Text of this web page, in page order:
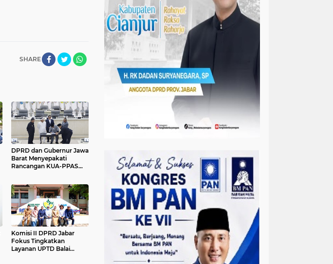
SHARE
DPRD dan Gubernur Jawa
Barat Menyepakati
Rancangan KUA-PPAS
Komisi II DPRD Jabar
Fokus Tingkatkan
Layanan UPTD Balai